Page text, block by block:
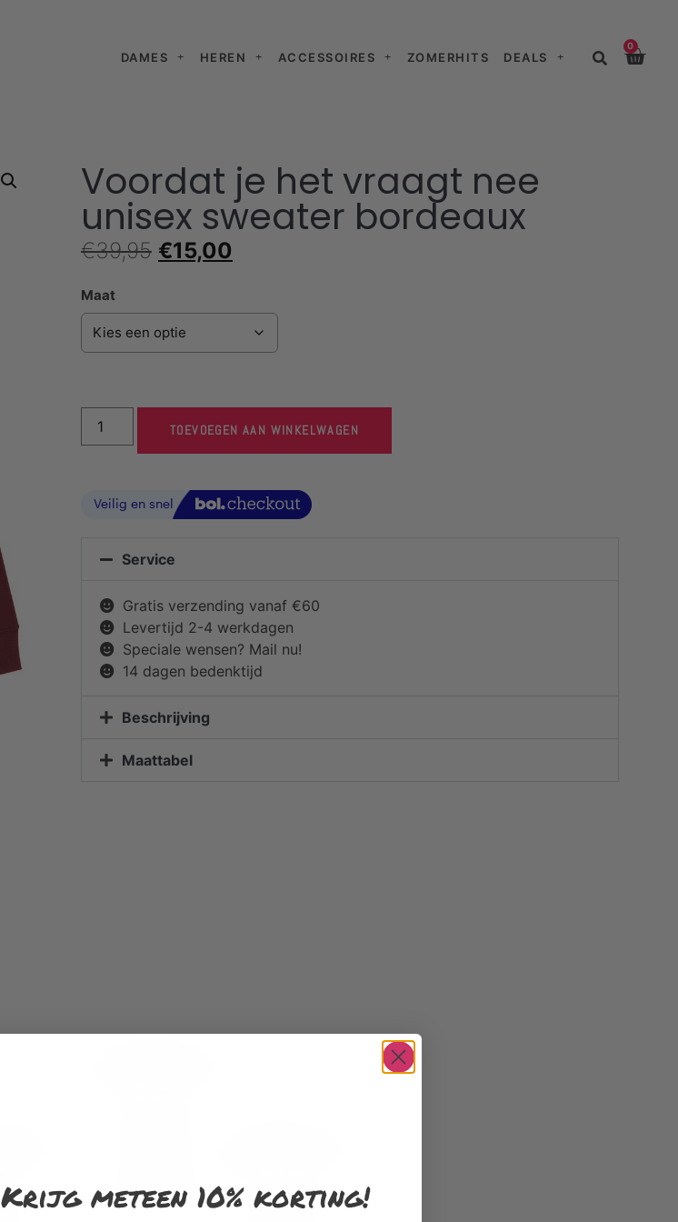
DAMES HEREN ACCESSOIRES ZOMERHITS DEALS
0
Voordat je het vraagt nee
unisex sweater bordeaux
€39,95 €15,00
Maat
TOEVOEGEN AAN WINKELWAGEN
Service
Gratis verzending vanaf €60
Levertijd 2-4 werkdagen
Speciale wensen? Mail nu!
14 dagen bedenktijd
Beschrijving
Maattabel
Krijg meteen 10% korting!